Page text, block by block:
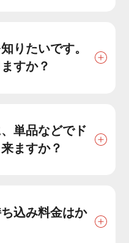
りたいです。
すか？
単品などでド
ますか？
込み料金はか